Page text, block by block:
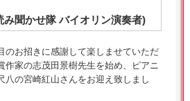
み聞かせ隊 バイオリン演奏者)
お招きに感謝して楽しませていただ
作家の志茂田景樹先生を始め、ピアニ
八の宮崎紅山さんをお迎え致しまし